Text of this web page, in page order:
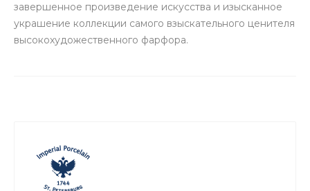
завершенное произведение искусства и изысканное
украшение коллекции самого взыскательного ценителя
высокохудожественного фарфора.